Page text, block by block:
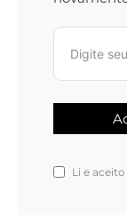
Li e aceito